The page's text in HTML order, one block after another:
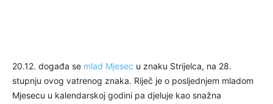
20.12. događa se mlad Mjesec u znaku Strijelca, na 28.
stupnju ovog vatrenog znaka. Riječ je o posljednjem mladom
Mjesecu u kalendarskoj godini pa djeluje kao snažna